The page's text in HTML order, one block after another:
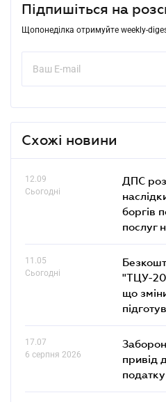
Підпишіться на
Щопонеділка отримуйте weekly-
Схожі новини
12.09
Сьогодні
ДПС
боргів
послуг
11.05
Сьогодні
"ТЦУ-
що
17.07
6 серпня 2026
привід
податку